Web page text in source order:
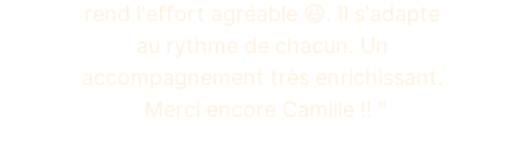
rend l'effort agréable 😆. Il s'adapte
au rythme de chacun. Un
accompagnement très enrichissant.
Merci encore Camille !! "